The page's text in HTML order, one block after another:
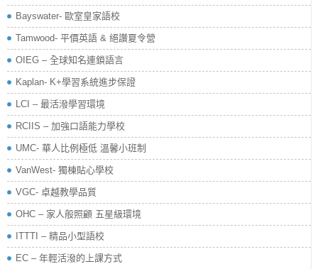
Bayswater- 歐室皇家語校
Tamwood- 平價英語 & 絕讚夏令營
OIEG – 全球知名連鎖語言
Kaplan- K+學習系統進步保證
LCI – 最活潑學習環境
RCIIS – 加強口語能力學校
UMC- 華人比例極低 溫馨小班制
VanWest- 獨棟貼心學校
VGC- 卓越教學品質
OHC – 家人般照顧 五星級環境
ITTTI – 精品小型語校
EC – 年輕活潑的上課方式